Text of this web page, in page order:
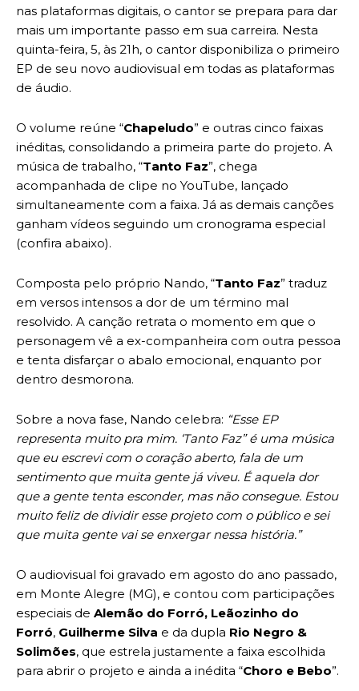
nas plataformas digitais, o cantor se prepara para dar
mais um importante passo em sua carreira. Nesta
quinta-feira, 5, às 21h, o cantor disponibiliza o primeiro
EP de seu novo audiovisual em todas as plataformas
de áudio.
O volume reúne “Chapeludo” e outras cinco faixas
inéditas, consolidando a primeira parte do projeto. A
música de trabalho, “Tanto Faz”, chega
acompanhada de clipe no YouTube, lançado
simultaneamente com a faixa. Já as demais canções
ganham vídeos seguindo um cronograma especial
(confira abaixo).
Composta pelo próprio Nando, “Tanto Faz” traduz
em versos intensos a dor de um término mal
resolvido. A canção retrata o momento em que o
personagem vê a ex-companheira com outra pessoa
e tenta disfarçar o abalo emocional, enquanto por
dentro desmorona.
Sobre a nova fase, Nando celebra: “Esse EP
representa muito pra mim. ‘Tanto Faz” é uma música
que eu escrevi com o coração aberto, fala de um
sentimento que muita gente já viveu. É aquela dor
que a gente tenta esconder, mas não consegue. Estou
muito feliz de dividir esse projeto com o público e sei
que muita gente vai se enxergar nessa história.”
O audiovisual foi gravado em agosto do ano passado,
em Monte Alegre (MG), e contou com participações
especiais de Alemão do Forró, Leãozinho do
Forró, Guilherme Silva e da dupla Rio Negro &
Solimões, que estrela justamente a faixa escolhida
para abrir o projeto e ainda a inédita “Choro e Bebo”.